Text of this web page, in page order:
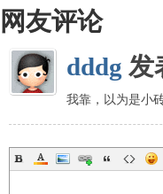
网友评论
dddg 发
我靠，以为是小